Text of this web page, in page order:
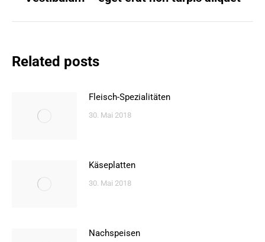
Related posts
Fleisch-Spezialitäten
30. Mai 2018
Käseplatten
30. Mai 2018
Nachspeisen